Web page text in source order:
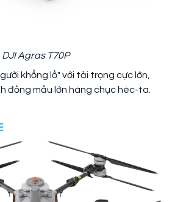
DJI Agras T70P
khổng lồ" với tải trọng cực lớn,
đồng mẫu lớn hàng chục héc-ta.